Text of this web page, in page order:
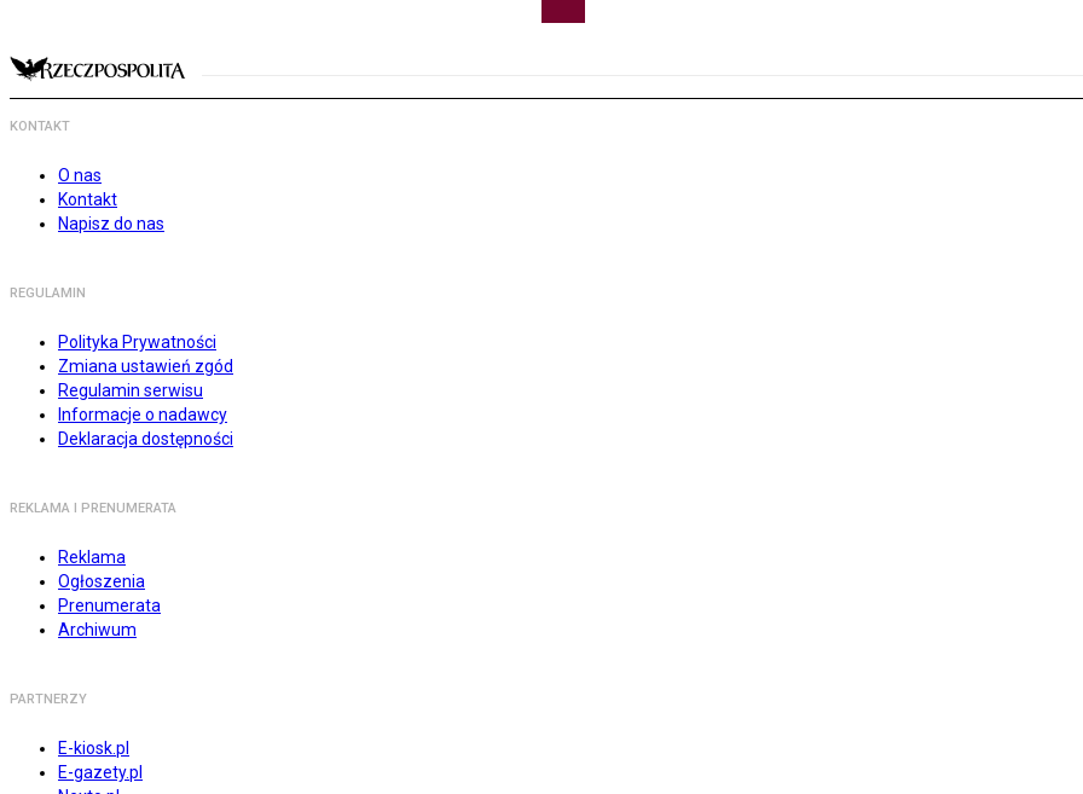
KONTAKT
O nas
Kontakt
Napisz do nas
REGULAMIN
Polityka Prywatności
Zmiana ustawień zgód
Regulamin serwisu
Informacje o nadawcy
Deklaracja dostępności
REKLAMA I PRENUMERATA
Reklama
Ogłoszenia
Prenumerata
Archiwum
PARTNERZY
E-kiosk.pl
E-gazety.pl